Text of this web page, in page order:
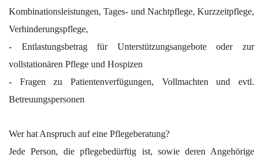
Kombinationsleistungen, Tages- und Nachtpflege, Kurzzeitpflege,
Verhinderungspflege,
- Entlastungsbetrag für Unterstützungsangebote oder zur
vollstationären Pflege und Hospizen
- Fragen zu Patientenverfügungen, Vollmachten und evtl.
Betreuungspersonen
Wer hat Anspruch auf eine Pflegeberatung?
Jede Person, die pflegebedürftig ist, sowie deren Angehörige